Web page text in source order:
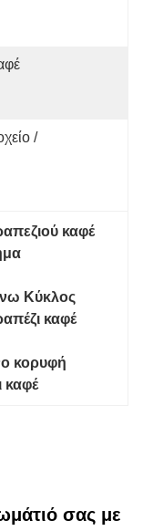
/
καφέ
Κύκλος
καφέ
κορυφή
καφέ
σας με